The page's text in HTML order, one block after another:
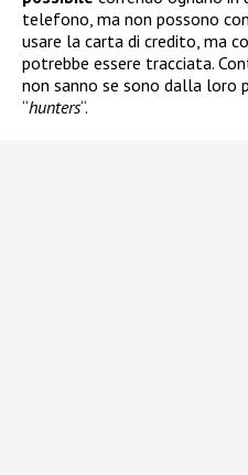
telefono, ma non possono
usare la carta di credito, ma
potrebbe essere tracciata.
non sanno se sono dalla loro
“hunters“.